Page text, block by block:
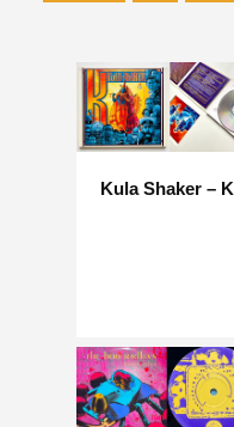
Kula Shaker – K